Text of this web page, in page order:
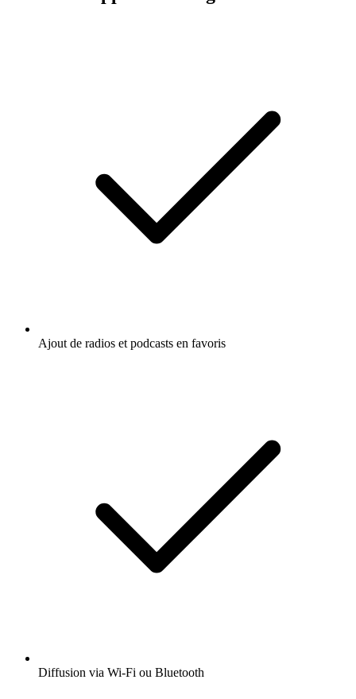
Ajout de radios et podcasts en favoris
Diffusion via Wi-Fi ou Bluetooth